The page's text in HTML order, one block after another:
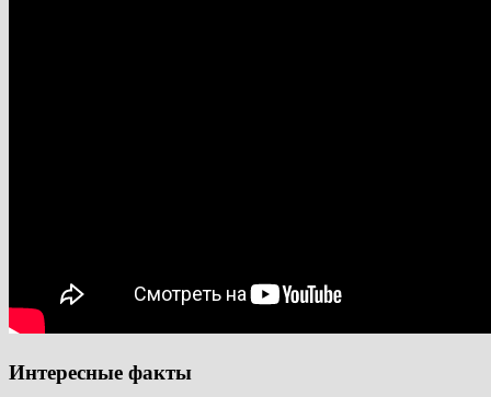
Интересные факты